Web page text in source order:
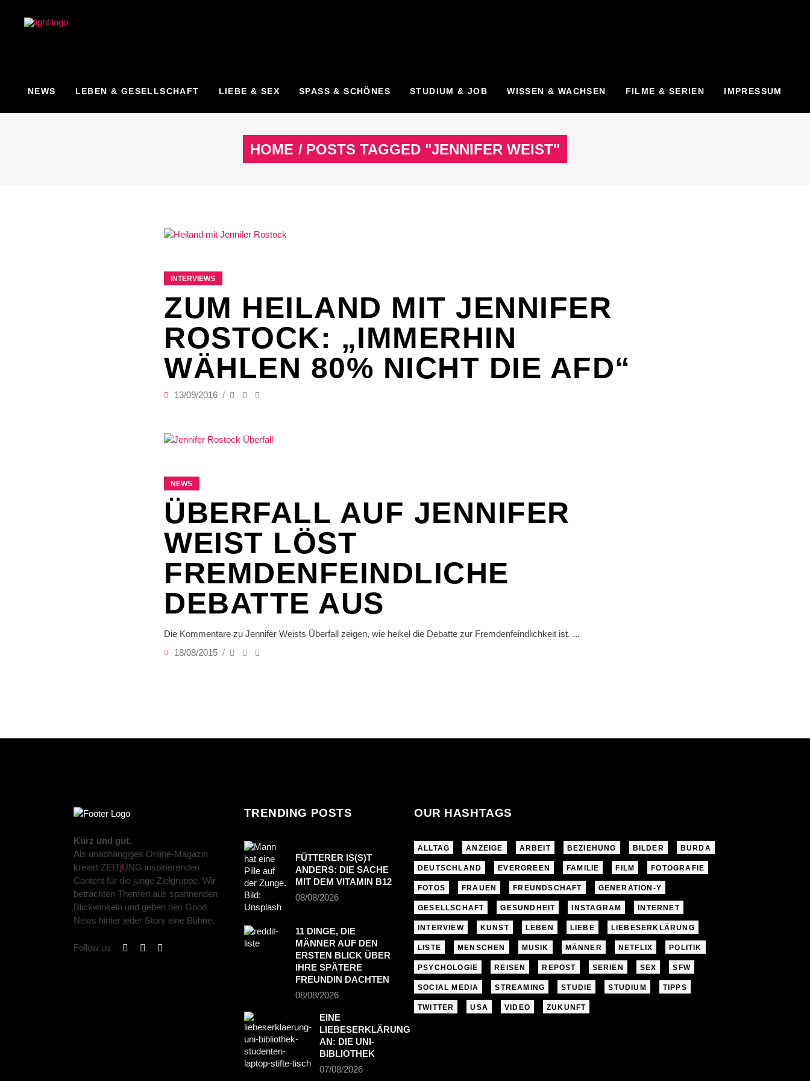
NEWS LEBEN & GESELLSCHAFT LIEBE & SEX SPASS & SCHÖNES STUDIUM & JOB WISSEN & WACHSEN FILME & SERIEN IMPRESSUM
HOME / POSTS TAGGED "JENNIFER WEIST"
INTERVIEWS
ZUM HEILAND MIT JENNIFER
ROSTOCK: „IMMERHIN
WÄHLEN 80% NICHT DIE AFD“
13/09/2016
NEWS
ÜBERFALL AUF JENNIFER
WEIST LÖST
FREMDENFEINDLICHE
DEBATTE AUS
Die Kommentare zu Jennifer Weists Überfall zeigen, wie heikel die Debatte zur Fremdenfeindlichkeit ist.
18/08/2015
Kurz und gut.
Als unabhängiges Online-Magazin
kreiert ZEITjUNG inspirierenden
Content für die junge Zielgruppe. Wir
betrachten Themen aus spannenden
Blickwinkeln und geben den Good
News hinter jeder Story eine Bühne.
Follow us
TRENDING POSTS
FÜTTERER IS(S)T
ANDERS: DIE SACHE
MIT DEM VITAMIN B12
08/08/2026
11 DINGE, DIE
MÄNNER AUF DEN
ERSTEN BLICK ÜBER
IHRE SPÄTERE
FREUNDIN DACHTEN
08/08/2026
EINE
LIEBESERKLÄRUNG
AN: DIE UNI-
BIBLIOTHEK
07/08/2026
OUR HASHTAGS
ALLTAG ANZEIGE ARBEIT BEZIEHUNG BILDER BURDA
DEUTSCHLAND EVERGREEN FAMILIE FILM FOTOGRAFIE
FOTOS FRAUEN FREUNDSCHAFT GENERATION-Y
GESELLSCHAFT GESUNDHEIT INSTAGRAM INTERNET
INTERVIEW KUNST LEBEN LIEBE LIEBESERKLÄRUNG
LISTE MENSCHEN MUSIK MÄNNER NETFLIX POLITIK
PSYCHOLOGIE REISEN REPOST SERIEN SEX SFW
SOCIAL MEDIA STREAMING STUDIE STUDIUM TIPPS
TWITTER USA VIDEO ZUKUNFT